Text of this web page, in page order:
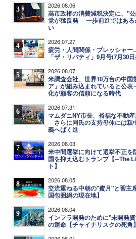
3 2026.08.06
高市政権の消費減税決定に、"
党が猛反発 ─ 一歩前進ではあ
い
4 2026.07.27
疲労・人間関係・プレッシャ
「ザ・リバティ」9月号(7月30
5 2026.08.07
米調査会社、世界10万台の中
ア」が組み込まれていると公
化が顧客の信頼になる時代
6 2026.07.31
マムダニNY市長、裕福な不動
─ さらに同氏の支持母体には親
義へばく進
7 2026.08.03
米中間選挙に向けて選挙不正
国を抑え込むトランプ【─The
ト】
8 2026.08.05
交流重ねる中朝の"蜜月"と習主
国包囲網の現在地】
9 2026.08.04
インフラ開発のために"未開発
の運命【チャイナリスクの死角】